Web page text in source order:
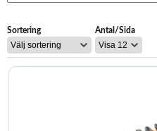
Sortering Antal/Sida